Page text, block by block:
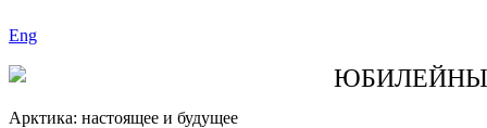
Eng
Арктика: настоящее и будущее